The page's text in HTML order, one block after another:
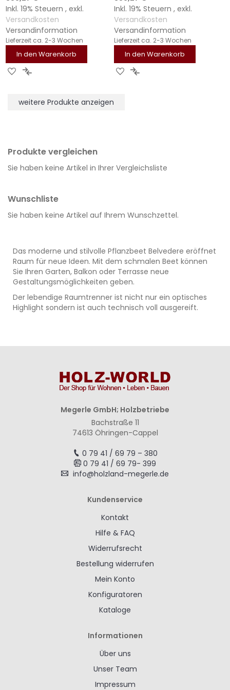
Inkl. 19% Steuern , exkl.
Versandkosten
Versandinformation
Lieferzeit ca. 2-3 Wochen
In den Warenkorb
ZUR
HINZUFÜGEN
ZUR
HINZUFÜGEN
Inkl. 19% Steuern , exkl.
Versandkosten
Versandinformation
Lieferzeit ca. 2-3 Wochen
In den Warenkorb
ZURZUR
weitere Produkte anzeigen
Produkte vergleichen
Sie haben keine Artikel in Ihrer Vergleichsliste
Wunschliste
Sie haben keine Artikel auf Ihrem Wunschzettel.
Das moderne und stilvolle Pflanzbeet Belvedere eröffnet
Raum für neue Ideen. Mit dem schmalen Beet können
Sie Ihren Garten, Balkon oder Terrasse neue
Gestaltungsmöglichkeiten geben.
Der lebendige Raumtrenner ist nicht nur ein optisches
Highlight sondern ist auch technisch voll ausgereift.
Megerle GmbH; Holzbetriebe
Bachstraße 11
74613 Öhringen-Cappel
0 79 41 / 69 79 – 380
0 79 41 / 69 79- 399
info@holzland-megerle.de
Kundenservice
Kontakt
Hilfe & FAQ
Widerrufsrecht
Bestellung widerrufen
Mein Konto
Konfiguratoren
Kataloge
Informationen
Über uns
Unser Team
Impressum